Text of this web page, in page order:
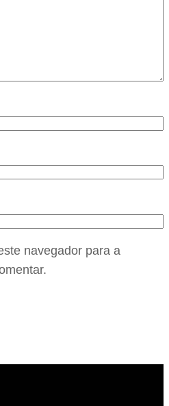
navegador para a